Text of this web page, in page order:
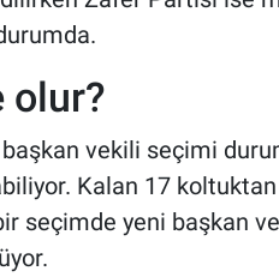
olur?
başkan vekili seçimi
Kalan 17
seçimde yeni başkan